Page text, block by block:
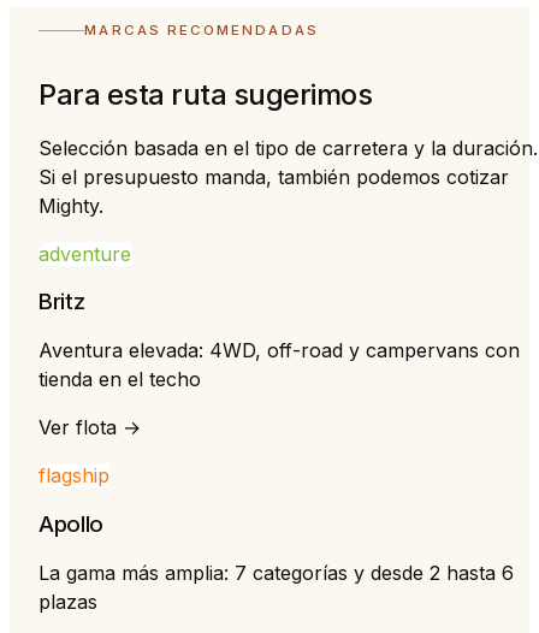
MARCAS RECOMENDADAS
Para esta ruta sugerimos
Selección basada en el tipo de carretera y la duración.
Si el presupuesto manda, también podemos cotizar
Mighty.
adventure
Britz
Aventura elevada: 4WD, off-road y campervans con
tienda en el techo
Ver flota →
flagship
Apollo
La gama más amplia: 7 categorías y desde 2 hasta 6
plazas